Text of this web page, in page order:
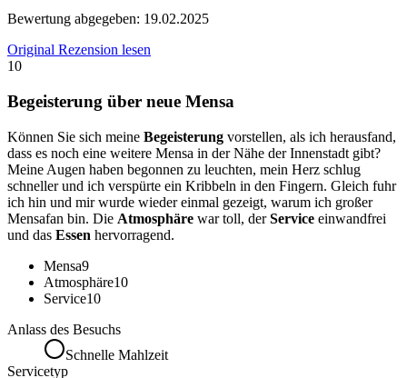
Bewertung abgegeben: 19.02.2025
Original Rezension lesen
10
Begeisterung über neue Mensa
Können Sie sich meine Begeisterung vorstellen, als ich herausfand,
dass es noch eine weitere Mensa in der Nähe der Innenstadt gibt?
Meine Augen haben begonnen zu leuchten, mein Herz schlug
schneller und ich verspürte ein Kribbeln in den Fingern. Gleich fuhr
ich hin und mir wurde wieder einmal gezeigt, warum ich großer
Mensafan bin. Die Atmosphäre war toll, derService einwandfrei
und das Essen hervorragend.
Mensa9
Atmosphäre10
Service10
Anlass des Besuchs
Schnelle Mahlzeit
Servicetyp